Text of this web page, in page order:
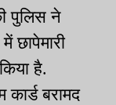
पुलिस ने
छापेमारी
है.
बरामद